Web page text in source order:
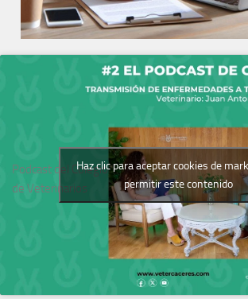
Podcast del Colegio
de Veterinarios
Haz clic para aceptar cookies de
permitir este contenido